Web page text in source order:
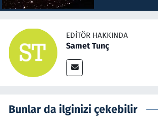
EDITÖR HAKKINDA
Samet Tunç
Bunlar da ilginizi çekebilir